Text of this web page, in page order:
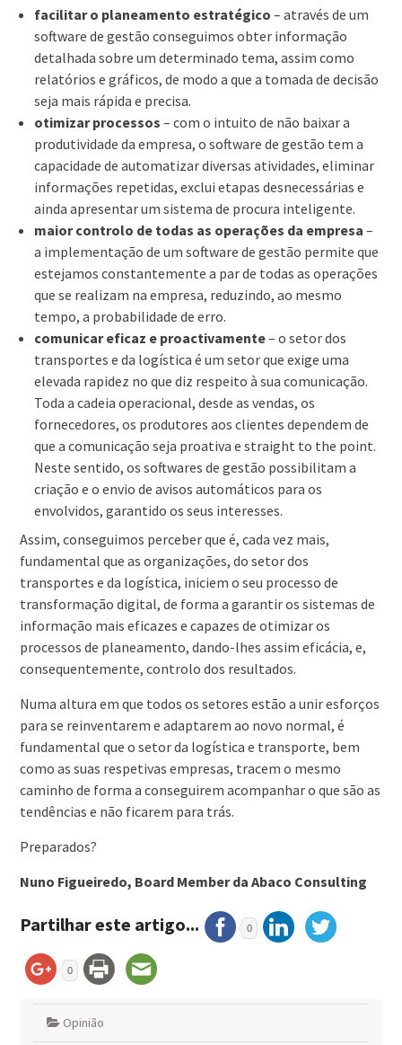
facilitar o planeamento estratégico – através de um
software de gestão conseguimos obter informação
detalhada sobre um determinado tema, assim como
relatórios e gráficos, de modo a que a tomada de decisão
seja mais rápida e precisa.
otimizar processos – com o intuito de não baixar a
produtividade da empresa, o software de gestão tem a
capacidade de automatizar diversas atividades, eliminar
informações repetidas, exclui etapas desnecessárias e
ainda apresentar um sistema de procura inteligente.
maior controlo de todas as operações da empresa –
a implementação de um software de gestão permite que
estejamos constantemente a par de todas as operações
que se realizam na empresa, reduzindo, ao mesmo
tempo, a probabilidade de erro.
comunicar eficaz e proactivamente– o setor dos
transportes e da logística é um setor que exige uma
elevada rapidez no que diz respeito à sua comunicação.
Toda a cadeia operacional, desde as vendas, os
fornecedores, os produtores aos clientes dependem de
que a comunicação seja proativa e straight to the point.
Neste sentido, os softwares de gestão possibilitam a
criação e o envio de avisos automáticos para os
envolvidos, garantido os seus interesses.
Assim, conseguimos perceber que é, cada vez mais,
fundamental que as organizações, do setor dos
transportes e da logística, iniciem o seu processo de
transformação digital, de forma a garantir os sistemas de
informação mais eficazes e capazes de otimizar os
processos de planeamento, dando-lhes assim eficácia, e,
consequentemente, controlo dos resultados.
Numa altura em que todos os setores estão a unir esforços
para se reinventarem e adaptarem ao novo normal, é
fundamental que o setor da logística e transporte, bem
como as suas respetivas empresas, tracem o mesmo
caminho de forma a conseguirem acompanhar o que são as
tendências e não ficarem para trás.
Preparados?
Nuno Figueiredo, Board Member da Abaco Consulting
Partilhar este artigo... 0
0
Opinião